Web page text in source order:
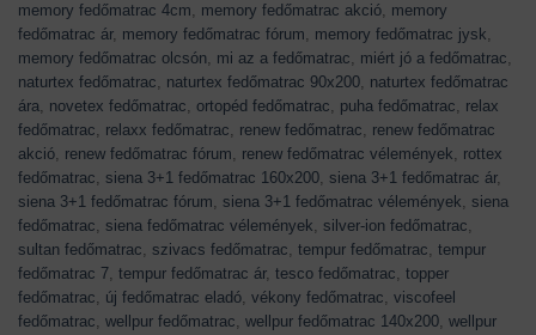
memory fedőmatrac 4cm, memory fedőmatrac akció, memory
fedőmatrac ár, memory fedőmatrac fórum, memory fedőmatrac jysk,
memory fedőmatrac olcsón, mi az a fedőmatrac, miért jó a fedőmatrac,
naturtex fedőmatrac, naturtex fedőmatrac 90x200, naturtex fedőmatrac
ára, novetex fedőmatrac, ortopéd fedőmatrac, puha fedőmatrac, relax
fedőmatrac, relaxx fedőmatrac, renew fedőmatrac, renew fedőmatrac
akció, renew fedőmatrac fórum, renew fedőmatrac vélemények, rottex
fedőmatrac, siena 3+1 fedőmatrac 160x200, siena 3+1 fedőmatrac ár,
siena 3+1 fedőmatrac fórum, siena 3+1 fedőmatrac vélemények, siena
fedőmatrac, siena fedőmatrac vélemények, silver-ion fedőmatrac,
sultan fedőmatrac, szivacs fedőmatrac, tempur fedőmatrac, tempur
fedőmatrac 7, tempur fedőmatrac ár, tesco fedőmatrac, topper
fedőmatrac, új fedőmatrac eladó, vékony fedőmatrac, viscofeel
fedőmatrac, wellpur fedőmatrac, wellpur fedőmatrac 140x200, wellpur